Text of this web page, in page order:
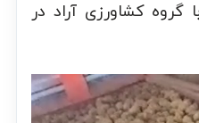
گروه کشاورزی آراد در